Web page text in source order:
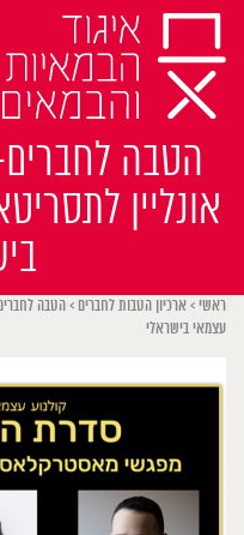
Skip
content
הטבה
אונליין
ראשי > ארכיון הטבות לחברים > הטבה
עצמאי בישראלי